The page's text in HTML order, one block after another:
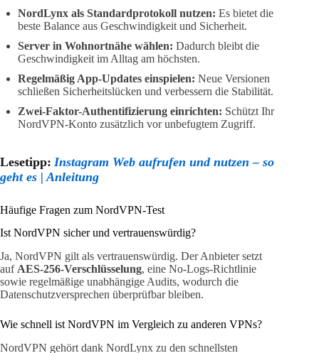
NordLynx als Standardprotokoll nutzen: Es bietet die
beste Balance aus Geschwindigkeit und Sicherheit.
Server in Wohnortnähe wählen: Dadurch bleibt die
Geschwindigkeit im Alltag am höchsten.
Regelmäßig App-Updates einspielen: Neue Versionen
schließen Sicherheitslücken und verbessern die Stabilität.
Zwei-Faktor-Authentifizierung einrichten: Schützt Ihr
NordVPN-Konto zusätzlich vor unbefugtem Zugriff.
Lesetipp: Instagram Web aufrufen und nutzen – so
geht es | Anleitung
Häufige Fragen zum NordVPN-Test
Ist NordVPN sicher und vertrauenswürdig?
Ja, NordVPN gilt als vertrauenswürdig. Der Anbieter setzt
auf AES-256-Verschlüsselung, eine No-Logs-Richtlinie
sowie regelmäßige unabhängige Audits, wodurch die
Datenschutzversprechen überprüfbar bleiben.
Wie schnell ist NordVPN im Vergleich zu anderen VPNs?
NordVPN gehört dank NordLynx zu den schnellsten